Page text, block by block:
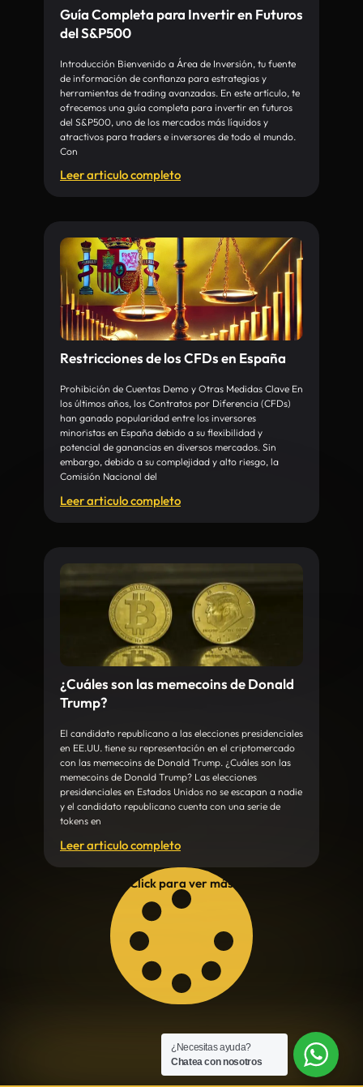
Guía Completa para Invertir en Futuros
del S&P500
Introducción Bienvenido a Área de Inversión, tu fuente
de información de confianza para estrategias y
herramientas de trading avanzadas. En este artículo, te
ofrecemos una guía completa para invertir en futuros
del S&P500, uno de los mercados más líquidos y
atractivos para traders e inversores de todo el mundo.
Con
Leer articulo completo
Restricciones de los CFDs en España
Prohibición de Cuentas Demo y Otras Medidas Clave En
los últimos años, los Contratos por Diferencia (CFDs)
han ganado popularidad entre los inversores
minoristas en España debido a su flexibilidad y
potencial de ganancias en diversos mercados. Sin
embargo, debido a su complejidad y alto riesgo, la
Comisión Nacional del
Leer articulo completo
¿Cuáles son las memecoins de Donald
Trump?
El candidato republicano a las elecciones presidenciales
en EE.UU. tiene su representación en el criptomercado
con las memecoins de Donald Trump. ¿Cuáles son las
memecoins de Donald Trump? Las elecciones
presidenciales en Estados Unidos no se escapan a nadie
y el candidato republicano cuenta con una serie de
tokens en
Leer articulo completo
Click para ver más
¿Necesitas ayuda?
Chatea con nosotros